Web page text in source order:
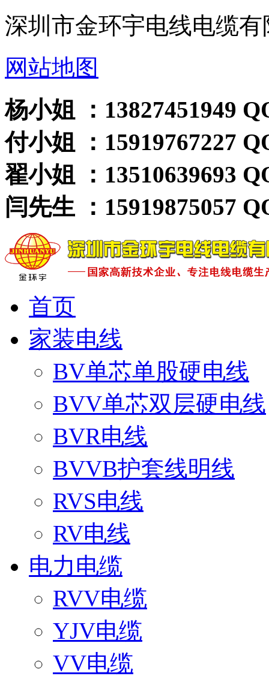
深圳市金环宇电线电缆有
网站地图
杨小姐 ：13827451949
付小姐 ：15919767227
翟小姐 ：13510639693
闫先生 ：15919875057
首页
家装电线
BV单芯单股硬电线
BVV单芯双层硬电线
BVR电线
BVVB护套线明线
RVS电线
RV电线
电力电缆
RVV电缆
YJV电缆
VV电缆